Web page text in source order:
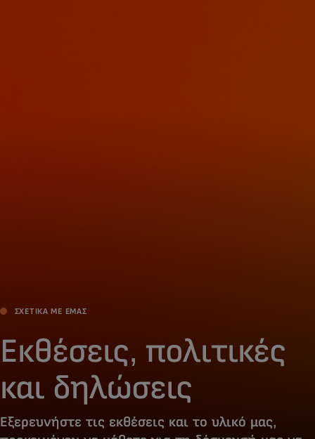
ΣΧΕΤΙΚΑ ΜΕ ΕΜΑΣ
Εκθέσεις, πολιτικές
και δηλώσεις
Εξερευνήστε τις εκθέσεις και το υλικό μας,